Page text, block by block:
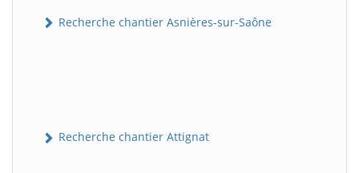
Recherche chantier Asnières-sur-Saône
Recherche chantier Attignat